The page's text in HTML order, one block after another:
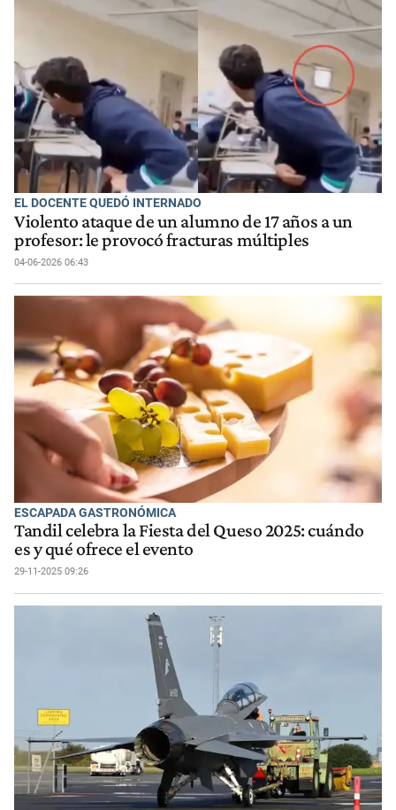
EL DOCENTE QUEDÓ INTERNADO
Violento ataque de un alumno de 17 años a un
profesor: le provocó fracturas múltiples
04-06-2026 06:43
ESCAPADA GASTRONÓMICA
Tandil celebra la Fiesta del Queso 2025: cuándo
es y qué ofrece el evento
29-11-2025 09:26